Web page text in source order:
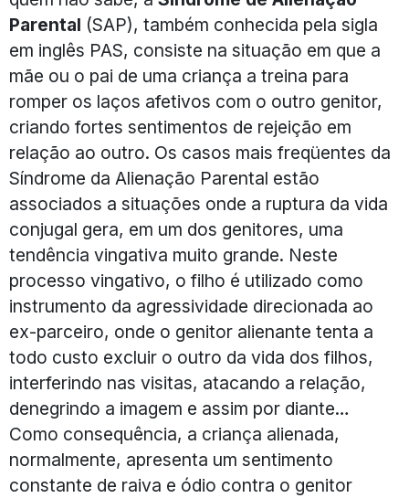
Parental (SAP), também conhecida pela sigla
em inglês PAS, consiste na situação em que a
mãe ou o pai de uma criança a treina para
romper os laços afetivos com o outro genitor,
criando fortes sentimentos de rejeição em
relação ao outro. Os casos mais freqüentes da
Síndrome da Alienação Parental estão
associados a situações onde a ruptura da vida
conjugal gera, em um dos genitores, uma
tendência vingativa muito grande. Neste
processo vingativo, o filho é utilizado como
instrumento da agressividade direcionada ao
ex-parceiro, onde o genitor alienante tenta a
todo custo excluir o outro da vida dos filhos,
interferindo nas visitas, atacando a relação,
denegrindo a imagem e assim por diante…
Como consequência, a criança alienada,
normalmente, apresenta um sentimento
constante de raiva e ódio contra o genitor